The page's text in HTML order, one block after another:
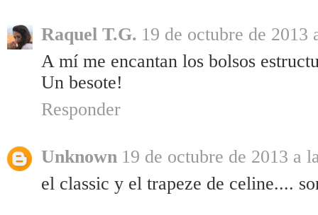
Raquel T.G. 19 de octubre de 2013
A mí me encantan los bolsos
Un besote!
Responder
Unknown 19 de octubre de 2013 a
el classic y el trapeze de celine....